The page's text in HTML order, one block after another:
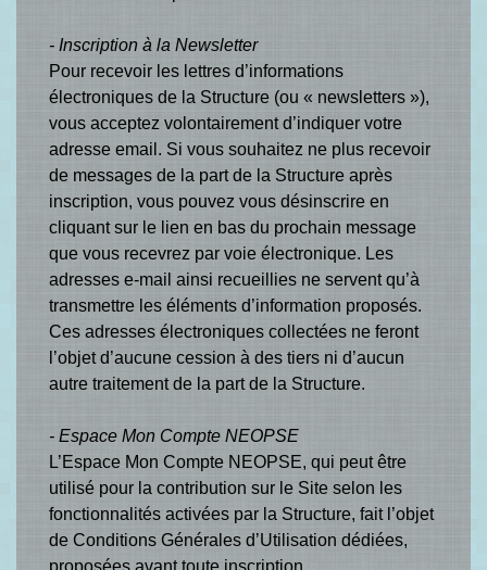
- Inscription à la Newsletter
Pour recevoir les lettres d’informations
électroniques de la Structure (ou « newsletters »),
vous acceptez volontairement d’indiquer votre
adresse email. Si vous souhaitez ne plus recevoir
de messages de la part de la Structure après
inscription, vous pouvez vous désinscrire en
cliquant sur le lien en bas du prochain message
que vous recevrez par voie électronique. Les
adresses e-mail ainsi recueillies ne servent qu’à
transmettre les éléments d’information proposés.
Ces adresses électroniques collectées ne feront
l’objet d’aucune cession à des tiers ni d’aucun
autre traitement de la part de la Structure.
- Espace Mon Compte NEOPSE
L’Espace Mon Compte NEOPSE, qui peut être
utilisé pour la contribution sur le Site selon les
fonctionnalités activées par la Structure, fait l’objet
de Conditions Générales d’Utilisation dédiées,
proposées avant toute inscription.